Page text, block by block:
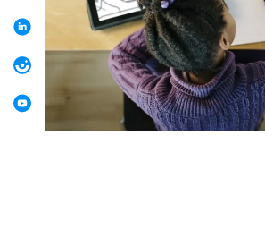
Contato
Faça uma Aula Grátis